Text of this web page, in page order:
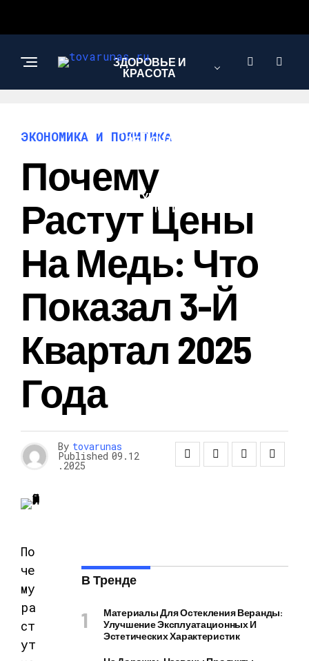
ЗДОРОВЬЕ И
КРАСОТА
СТРОИТЕЛЬСТВО И
РЕМОНТ
НАУКА И
ТЕХНОЛОГИИ
ЭКОНОМИКА И ПОЛИТИКА
Почему
Растут Цены
На Медь: Что
Показал 3-Й
Квартал 2025
Года
By tovarunas
Published 09.12
.2025
По
че
му
ра
ст
ут
В Тренде
Материалы Для Остекления Веранды:
Улучшение Эксплуатационных И
Эстетических Характеристик